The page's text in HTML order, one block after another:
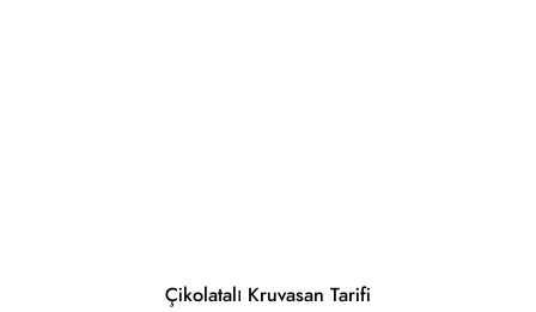
Çikolatalı Kruvasan Tarifi